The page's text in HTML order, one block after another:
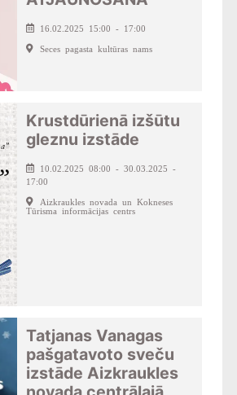
16.02.2025 15:00 - 17:00
Seces pagasta kultūras nams
Krustdūrienā izšūtu
gleznu izstāde
10.02.2025 08:00 - 30.03.2025 -
17:00
Aizkraukles novada un Kokneses
Tūrisma informācijas centrs
Tatjanas Vanagas
pašgatavoto sveču
izstāde Aizkraukles